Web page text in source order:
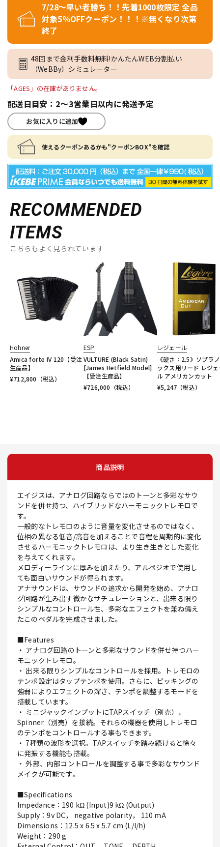
7/28～早い者勝ち！！先着1000枚限定 全品
対象5％OFFクーポン！！！※無くなり次第
終了
48回まで金利手数料無料!かんたんWEB分割払い
（WeBBy）シミュレーター
「AGES」の在庫がありません。
配送日目安：2～3営業日以内に発送予定
お気に入りに追加
使えるクーポンあるかも"クーポンBOX"を確認
RECOMMENDED
ITEMS
こちらもよく見られています
Hohner
Amica forte IV 120【受注
生産品】
¥712,800 （税込）
ESP
VULTURE (Black Satin)
[James Hetfield Model]
【受注生産品】
¥726,000 （税込）
レジェール
《硬さ：2.5》ソプラ
ックス用リード レジ
ル アメリカンカット
¥5,247 （税込）
商品説明
エイジスは、アナログ回路ならではのトーンと多彩なサウ
ンドを併せ持つ、ハイブリッドなハーモニックトレモロで
す。
一般的なトレモロのように音量を変化させるのではなく、
位相の異なる低音/高音を加えることで音程を周期的に変化
させるハーモニックトレモロは、より生き生きとした変化
を与えてくれます。
メロディーラインに厚みを加えたり、アルペジオで使用し
ても面白いサウンドが得られます。
アナサウンドは、サウンドの追求から開発を始め、アナロ
グ回路が生み出す微かなサチュレーションと、出来る限り
シンプルなコントロール性、多彩なエフェクトを兼ね備え
たこのペダルを完成させました。
■Features
・ アナログ回路のトーンと多彩なサウンドを併せ持つハー
モニックトレモロ。
・ 出来る限りシンプルなコントロールを採用。トレモロの
テンポ設定はタップテンポを使用。さらに、ピッキングの
強弱によりエフェクトの深さ、テンポを調整するモードを
搭載しています。
・ ミニジャックインプットにTAPスイッチ（別売）、
Spinner（別売）を接続。それらの機器を使用しトレモロ
のテンポをコントロールする事もできます。
・ 7種類の波形を選択。TAPスイッチを踏み続けると徐々
に発振する機能も搭載。
・ 外部、内部コントロールを調整する事で多彩なサウンド
メイクが可能です。
■Specifications
Impedance：190 kΩ (Input)9 kΩ (Output)
Supply：9v DC， negative polarity， 110 mA
Dimensions：12.5 x 6.5 x 5.7 cm (L/l/h)
Weight：290 g